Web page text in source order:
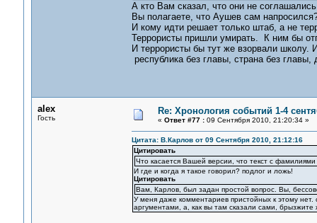
А кто Вам сказал, что они не
Вы полагаете, что Аушев сам
И кому идти решает только штаб, а не
Террористы пришли умирать. К ним бы
И террористы бы тут же взорвали школу.
республика без главы, страна без главы,
alex
Гость
Re: Хронология событий 1-4
« Ответ #77 :09 Сентября 2010, 21:20:34 »
Цитата: В.Карлов от 09 Сентября 2010, 21:12:16
Цитировать
Что касается Вашей версии, что текст с
И где и когда я такое говорил? подлог и ложь!
Цитировать
Вам, Карлов, был задан простой вопрос. Вы,
У меня даже комментариев пристойных к этому нет.
аргументами, а, как вы там сказали сами, брызжите